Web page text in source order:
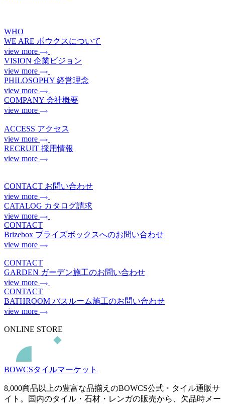
WHO
WE ARE ボウクスについて
view more
VISION 企業ビジョン
view more
PHILOSOPHY 経営理念
view more
COMPANY 会社概要
view more
ACCESS アクセス
view more
RECRUIT 採用情報
view more
CONTACT お問い合わせ
view more
CATALOG カタログ請求
view more
CONTACT
Brizebox ブライズボックスへのお問い合わせ
view more
CONTACT
GARDEN ガーデン施工のお問い合わせ
view more
CONTACT
BATHROOM バスルーム施工のお問い合わせ
view more
ONLINE STORE
BOWCSタイルマーケット
8,000商品以上の豊富な品揃えのBOWCS公式・タイル通販サ
イト。国内のタイル・石材・レンガの販売から、欠品時メー